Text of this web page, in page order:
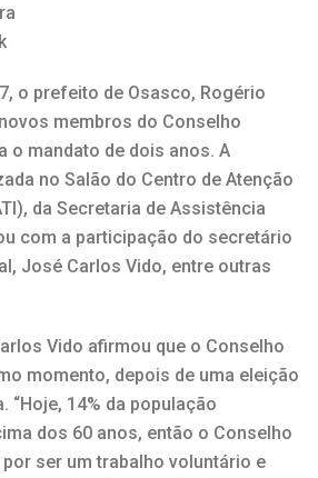
o prefeito de Osasco, Rogério
membros do Conselho
o mandato de dois anos. A
no Salão do Centro de Atenção
da Secretaria de Assistência
com a participação do secretário
José Carlos Vido, entre outras
Vido afirmou que o Conselho
momento, depois de uma eleição
“Hoje, 14% da população
dos 60 anos, então o Conselho
ser um trabalho voluntário e